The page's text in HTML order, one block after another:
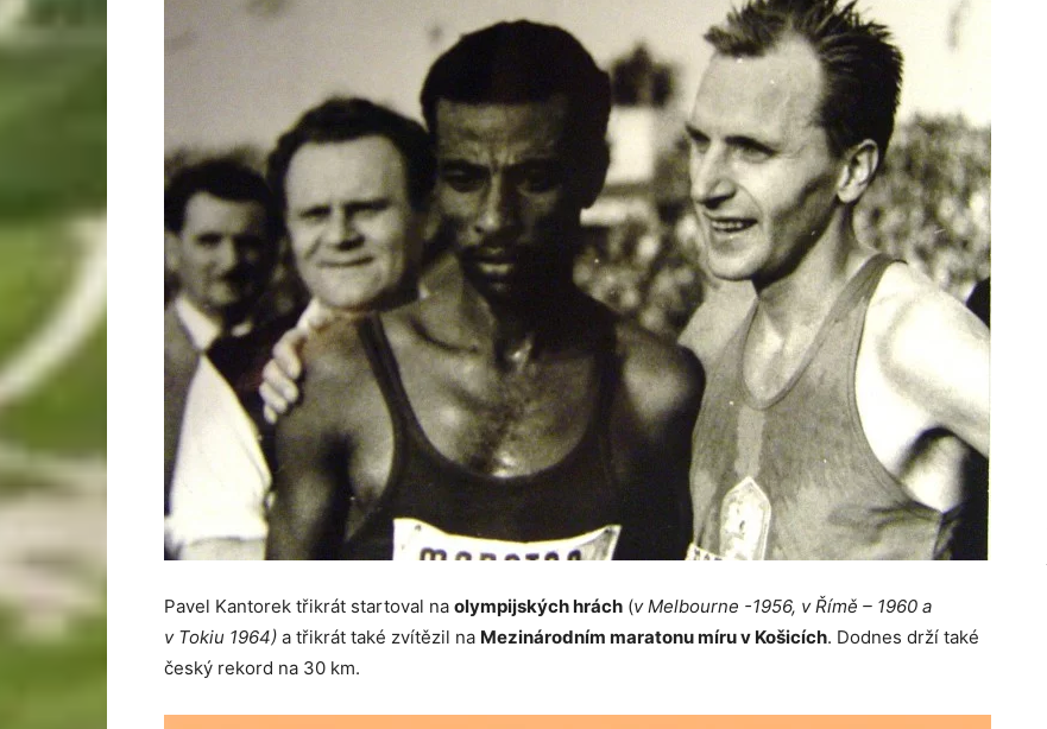
Pavel Kantorek třikrát startoval na olympijských hrách (v Melbourne -1956, v Římě – 1960 a
v Tokiu 1964) a třikrát také zvítězil na Mezinárodním maratonu míru v Košicích. Dodnes drží také
český rekord na 30 km.